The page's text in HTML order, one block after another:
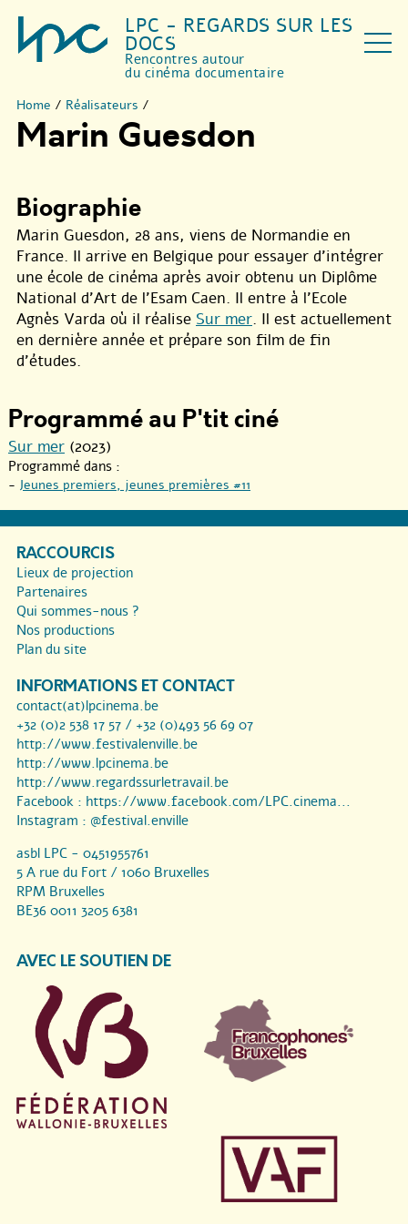
LPC - REGARDS SUR LES
DOCS
Rencontres autour
du cinéma documentaire
Home / Réalisateurs /
Marin Guesdon
Biographie
Marin Guesdon, 28 ans, viens de Normandie en
France. Il arrive en Belgique pour essayer d’intégrer
une école de cinéma après avoir obtenu un Diplôme
National d’Art de l’Esam Caen. Il entre à l’Ecole
Agnès Varda où il réalise Sur mer. Il est actuellement
en dernière année et prépare son film de fin
d’études.
Programmé au P'tit ciné
Sur mer (2023)
Programmé dans :
- Jeunes premiers, jeunes premières #11
RACCOURCIS
Lieux de projection
Partenaires
Qui sommes-nous ?
Nos productions
Plan du site
INFORMATIONS ET CONTACT
contact(at)lpcinema.be
+32 (0)2 538 17 57 / +32 (0)493 56 69 07
http://www.festivalenville.be
http://www.lpcinema.be
http://www.regardssurletravail.be
Facebook : https://www.facebook.com/LPC.cinema...
Instagram : @festival.enville
asbl LPC - 0451955761
5 A rue du Fort / 1060 Bruxelles
RPM Bruxelles
BE36 0011 3205 6381
AVEC LE SOUTIEN DE